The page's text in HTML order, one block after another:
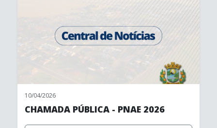
10/04/2026
CHAMADA PÚBLICA - PNAE 2026